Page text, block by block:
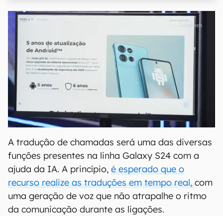
A tradução de chamadas será uma das diversas
funções presentes na linha Galaxy S24 com a
ajuda da IA. A princípio, é esperado que o
recurso realize as traduções em tempo real, com
uma geração de voz que não atrapalhe o ritmo
da comunicação durante as ligações.